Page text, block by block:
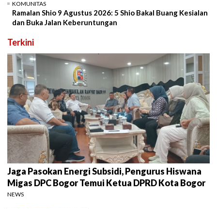
KOMUNITAS
Ramalan Shio 9 Agustus 2026: 5 Shio Bakal Buang Kesialan
dan Buka Jalan Keberuntungan
Terkini
Jaga Pasokan Energi Subsidi, Pengurus Hiswana
Migas DPC Bogor Temui Ketua DPRD Kota Bogor
NEWS